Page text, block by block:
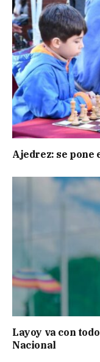
Ajedrez: se pone
Layoy va con
Nacional